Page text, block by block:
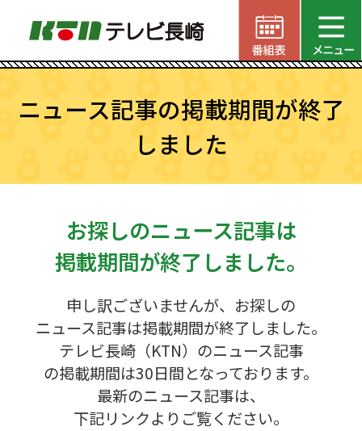
ニュース記事の掲載期間が終了
しました
お探しのニュース記事は
掲載期間が終了しました。
申し訳ございませんが、お探しの
ニュース記事は掲載期間が終了しました。
テレビ長崎（KTN）のニュース記事
の掲載期間は30日間となっております。
最新のニュース記事は、
下記リンクよりご覧ください。